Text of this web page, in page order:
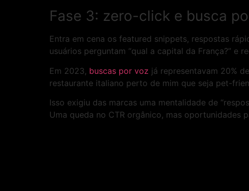
Fase 3: zero-click e busca
Entra em cena os featured snippets, respostas
usuários perguntam “qual a capital da França?” e
Em 2023, buscas por voz já representavam 20%
restaurante italiano perto de mim que seja pet-
Isso exigiu das marcas uma mentalidade de
Uma queda no CTR orgânico, mas oportunidades